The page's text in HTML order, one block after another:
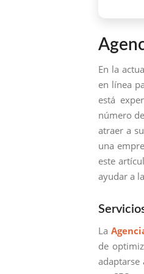
En la
en línea
está
número
atraer a
una
este
ayudar a
La
de
adaptarse